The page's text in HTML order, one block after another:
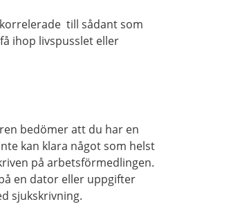
till sådant som
ihop livspusslet eller
bedömer att du har en
kan klara något som helst
på arbetsförmedlingen.
en dator eller uppgifter
sjukskrivning.